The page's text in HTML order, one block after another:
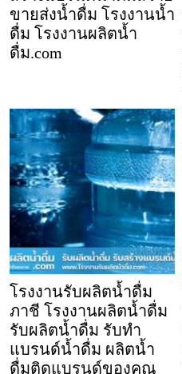
ขายส่งน้ำดื่ม โรงงานน้ำ
ดื่ม โรงงานผลิตน้ำ
ดื่ม.com
โรงงานรับผลิตน้ำดื่ม
ภาชี โรงงานผลิตน้ำดื่ม
รับผลิตน้ำดื่ม รับทำ
แบรนด์น้ำดื่ม ผลิตน้ำ
ดื่มติดแบรนด์ของคุณ